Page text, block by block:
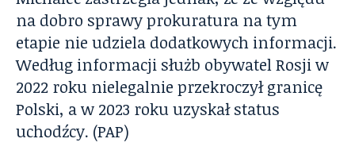
na dobro sprawy prokuratura na tym
etapie nie udziela dodatkowych informacji.
Według informacji służb obywatel Rosji w
2022 roku nielegalnie przekroczył granicę
Polski, a w 2023 roku uzyskał status
uchodźcy. (PAP)